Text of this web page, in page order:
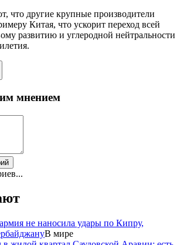
что другие крупные производители
Китая, что ускорит переход всей
развитию и углеродной нейтральности
мнением
не наносила удары по Кипру,
В мире